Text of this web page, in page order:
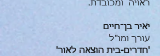
ראויה ומכובדת.
יאיר בן־חיים
עורך ומו"ל
'חדרים-בית הוצאה לאור'